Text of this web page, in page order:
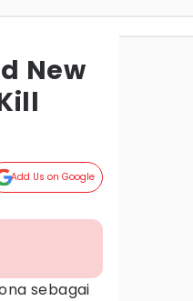
New
Add Us on Google
sebagai